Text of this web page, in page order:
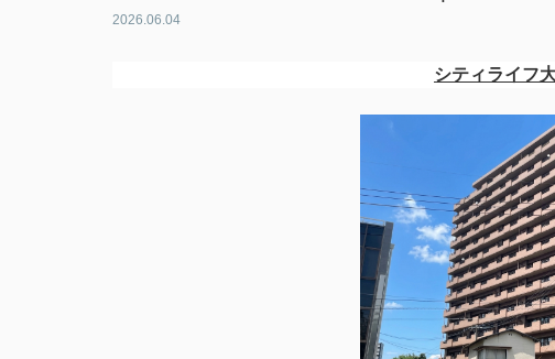
2026.06.04
シティライフ